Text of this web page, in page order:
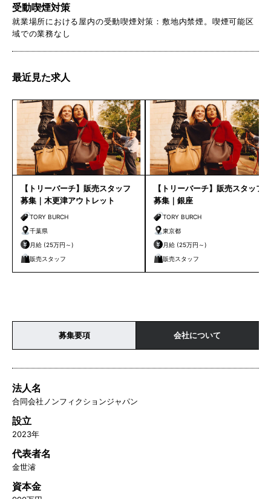
受動喫煙対策
就業場所における屋内の受動喫煙対策：敷地内禁煙。喫煙可能区
域での業務なし
最近見た求人
【トリーバーチ】販売スタッフ
募集｜木更津アウトレット
TORY BURCH
千葉県
月給 (25万円～)
販売スタッフ
【トリーバーチ】販売スタッフ
募集｜銀座
TORY BURCH
東京都
月給 (25万円～)
販売スタッフ
募集要項 会社について
法人名
合同会社ノンフィクションジャパン
設立
2023年
代表者名
金世濬
資本金